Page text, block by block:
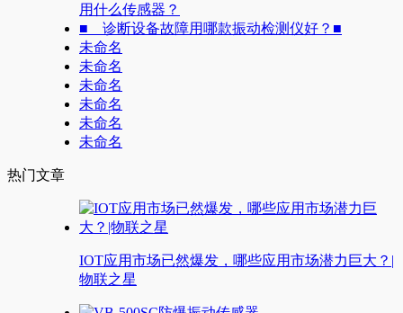
用什么传感器？
■ 诊断设备故障用哪款振动检测仪好？■
未命名
未命名
未命名
未命名
未命名
未命名
热门文章
IOT应用市场已然爆发，哪些应用市场潜力巨大？|
物联之星